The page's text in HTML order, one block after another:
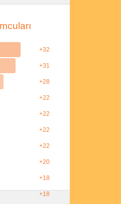
+32
+31
+28
+22
+22
+22
+22
+20
+18
+18